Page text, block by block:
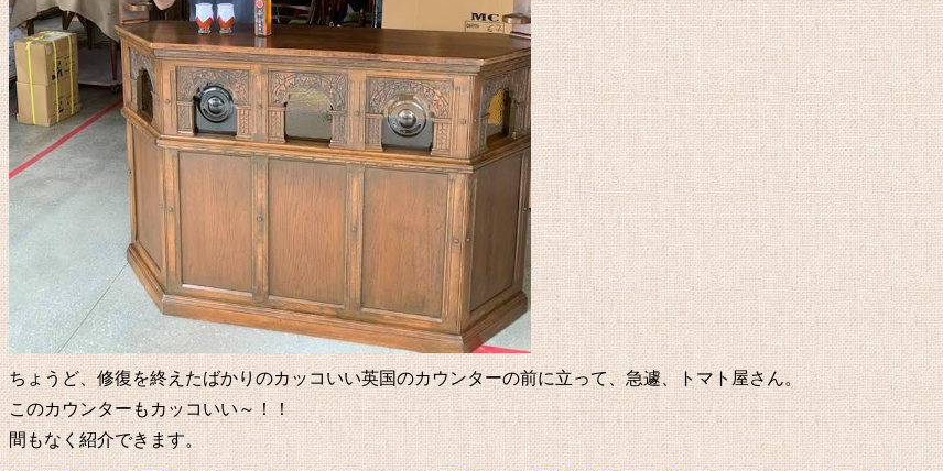
ちょうど、修復を終えたばかりのカッコいい英国のカウンターの前に立って、急遽、トマト屋さん。
このカウンターもカッコいい～！！
間もなく紹介できます。